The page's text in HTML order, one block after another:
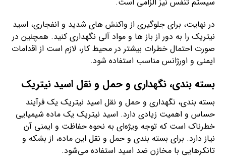
در نهایت، برای جلوگیری از واکنش های شدید و انفجاری، اسید
نیتریک را به دور از باز ها و مواد آلی نگهداری کنید. همچنین در
صورت احتمال خطرات بیشتر در محیط کار، لازم است از اقدامات
ایمنی و اورژانس مناسب استفاده شود.
بسته بندی، نگهداری و حمل و نقل اسید نیتریک
بسته بندی، نگهداری و حمل و نقل اسید نیتریک یک فرآیند
حساس و اهمیت زیادی دارد. اسید نیتریک یک ماده شیمیایی
خطرناک است که توجه ویژه‌ای به نحوه حفاظت و ایمنی آن
نیاز دارد. برای بسته بندی و حمل و نقل این ماده، از بشکه و
تانکر‌هایی با مخازن ضد اسید استفاده می‌شود.